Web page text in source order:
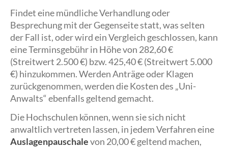
Findet eine mündliche Verhandlung oder
Besprechung mit der Gegenseite statt, was selten
der Fall ist, oder wird ein Vergleich geschlossen, kann
eine Terminsgebühr in Höhe von 282,60 €
(Streitwert 2.500 €) bzw. 425,40 € (Streitwert 5.000
€) hinzukommen. Werden Anträge oder Klagen
zurückgenommen, werden die Kosten des „Uni-
Anwalts“ ebenfalls geltend gemacht.
Die Hochschulen können, wenn sie sich nicht
anwaltlich vertreten lassen, in jedem Verfahren eine
Auslagenpauschalevon 20,00 € geltend machen,